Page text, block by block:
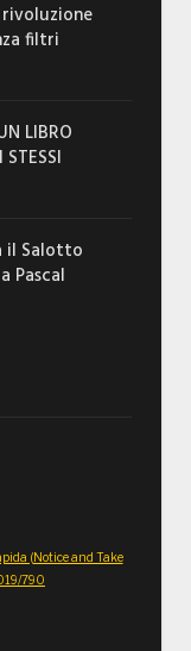
filtri
LIBRO
il Salotto
Pascal
(Notice and Take
790